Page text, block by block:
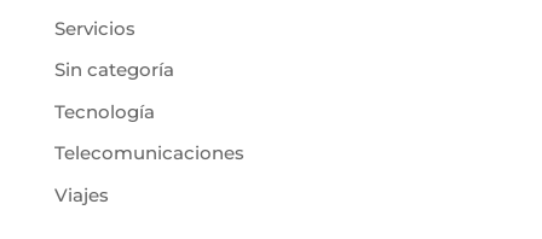
Servicios
Sin categoría
Tecnología
Telecomunicaciones
Viajes